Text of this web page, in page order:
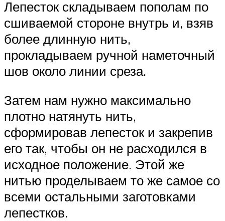
Лепесток складываем пополам по
сшиваемой стороне внутрь и, взяв
более длинную нить,
прокладываем ручной наметочный
шов около линии среза.
Затем нам нужно максимально
плотно натянуть нить,
сформировав лепесток и закрепив
его так, чтобы он не расходился в
исходное положение. Этой же
нитью проделываем то же самое со
всеми остальными заготовками
лепестков.